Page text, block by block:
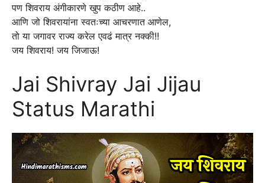
पण शिवराय अंगीकारणे खुप कठीण आहे..
आणि जो शिवरायांना स्वतःच्या आचरणात आणेल,
तो या जगावर राज्य करेल एवढं मात्र नक्की!!
जय शिवराय! जय जिजाऊ!
Jai Shivray Jai Jijau
Status Marathi